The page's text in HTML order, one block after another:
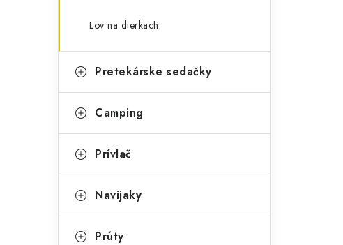
Lov na dierkach
Pretekárske sedačky
Camping
Prívlač
Navijaky
Prúty